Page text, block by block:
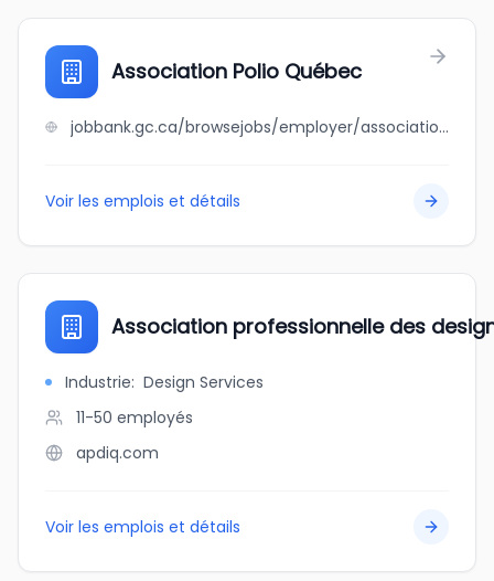
Association Polio Québec
jobbank.gc.ca/browsejobs/employer/association+polio+qu%C3%A9bec/ca
Voir les emplois et détails
Association professionnelle des
Industrie: Design Services
11-50 employés
apdiq.com
Voir les emplois et détails